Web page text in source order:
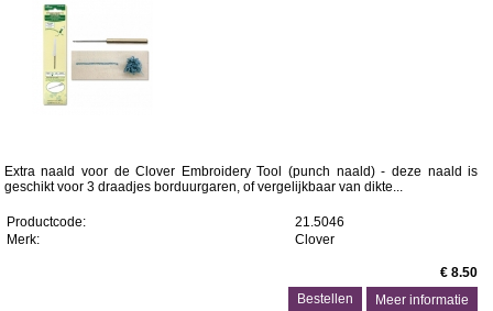
Extra naald voor de Clover Embroidery Tool (punch naald) - deze naald is
geschikt voor 3 draadjes borduurgaren, of vergelijkbaar van dikte...
Productcode:
21.5046
Merk:
Clover
€ 8.50
Meer informatie